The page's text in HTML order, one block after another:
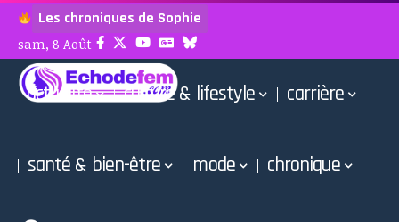
Les chroniques de Sophie
sam, 8 Août
actualité culture & lifestyle carrière
santé & bien-être mode chronique